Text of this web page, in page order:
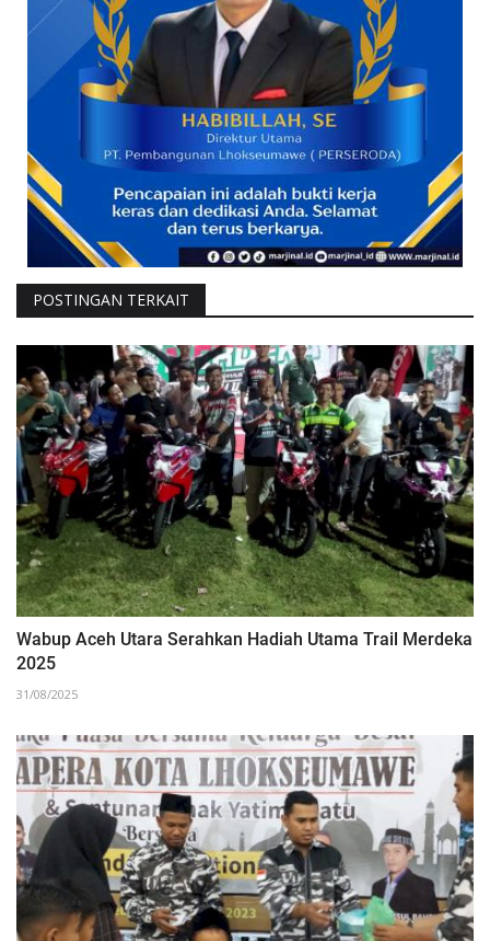
POSTINGAN TERKAIT
Wabup Aceh Utara Serahkan Hadiah Utama Trail Merdeka
2025
31/08/2025